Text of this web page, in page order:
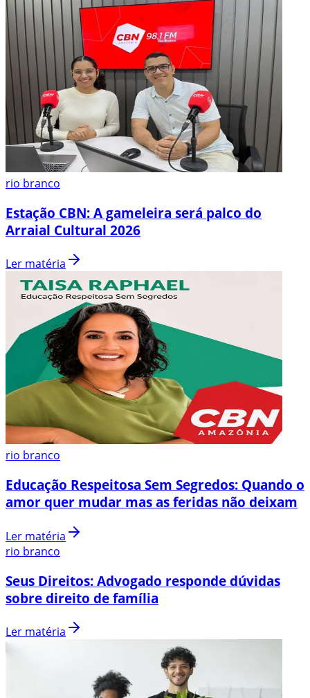
rio branco
Estação CBN: A gameleira será palco do
Arraial Cultural 2026
Ler matéria
rio branco
Educação Respeitosa Sem Segredos: Quando o
amor quer mudar mas as feridas não deixam
Ler matéria
rio branco
Seus Direitos: Advogado responde dúvidas
sobre direito de família
Ler matéria